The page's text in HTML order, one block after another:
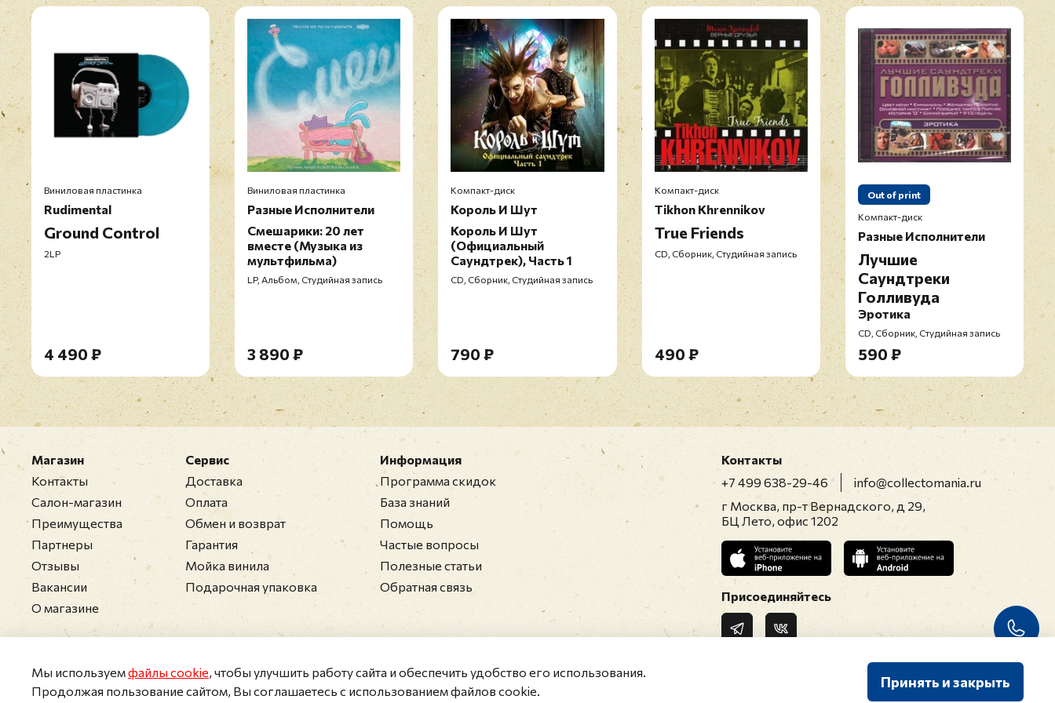
Прикрепить фото
Оставить отзыв
Перед публикацией отзывы проходят модерацию
Виниловая пластинка
Rudimental
Ground Control
2LP
4 490 ₽
Виниловая пластинка
Разные Исполнители
Смешарики: 20 лет
вместе (Музыка из
мультфильма)
LP, Альбом, Студийная запись
3 890 ₽
Компакт-диск
Король И Шут
Король И Шут
(Официальный
Саундтрек), Часть 1
CD, Сборник, Студийная запись
790 ₽
Компакт-диск
Tikhon Khrennikov
True Friends
CD, Сборник, Студийная запись
490 ₽
Out of print
Компакт-диск
Разные Исполнители
Лучшие
Саундтреки
Голливуда
Эротика
CD, Сборник, Студийная запись
590 ₽
Магазин
Контакты
Салон-магазин
Преимущества
Партнеры
Отзывы
Вакансии
О магазине
Сервис
Доставка
Оплата
Обмен и возврат
Гарантия
Мойка винила
Подарочная упаковка
Информация
Программа скидок
База знаний
Помощь
Частые вопросы
Полезные статьи
Обратная связь
Контакты
+7 499 638-29-46
info@collectomania.ru
г Москва, пр-т Вернадского, д 29,
БЦ Лето, офис 1202
Присоединяйтесь
2011-2026 © Collectomania.ru Персональные данные
Мы используемфайлы cookie, чтобы улучшить работу сайта и обеспечить удобство его использования.
Продолжая пользование сайтом, Вы соглашаетесь с использованием файлов cookie.
Принять и закрыть